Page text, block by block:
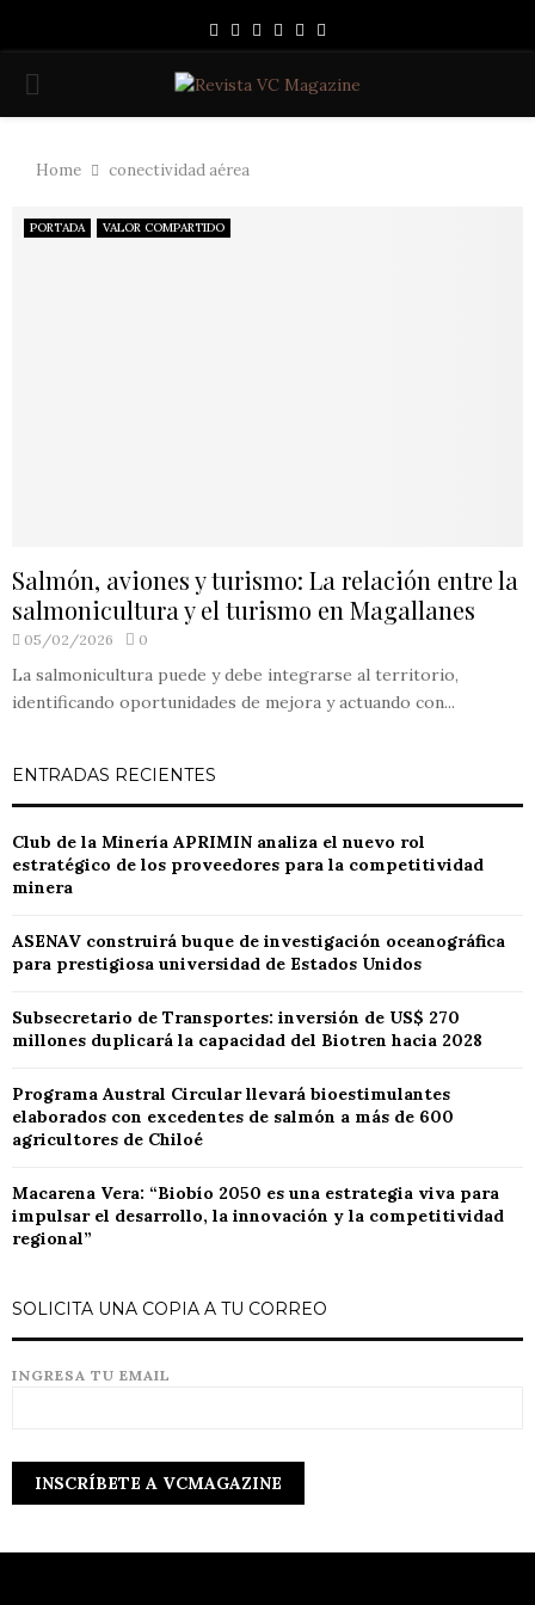
Facebook
Instagram
Linkedin
Youtube
Spotify
PRIMARY
Home conectividad aérea
PORTADA VALOR COMPARTIDO
Salmón, aviones y turismo: La relación entre la
salmonicultura y el turismo en Magallanes
05/02/2026 0
La salmonicultura puede y debe integrarse al territorio,
identificando oportunidades de mejora y actuando con...
ENTRADAS RECIENTES
Club de la Minería APRIMIN analiza el nuevo rol
estratégico de los proveedores para la competitividad
minera
ASENAV construirá buque de investigación oceanográfica
para prestigiosa universidad de Estados Unidos
Subsecretario de Transportes: inversión de US$ 270
millones duplicará la capacidad del Biotren hacia 2028
Programa Austral Circular llevará bioestimulantes
elaborados con excedentes de salmón a más de 600
agricultores de Chiloé
Macarena Vera: “Biobío 2050 es una estrategia viva para
impulsar el desarrollo, la innovación y la competitividad
regional”
SOLICITA UNA COPIA A TU CORREO
INGRESA TU EMAIL